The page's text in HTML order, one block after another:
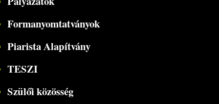
Formanyomtatványok
Piarista Alapítvány
TESZI
Szülői közösség